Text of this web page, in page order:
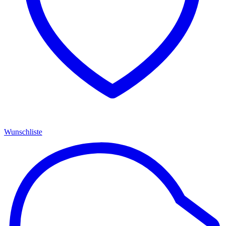
Wunschliste